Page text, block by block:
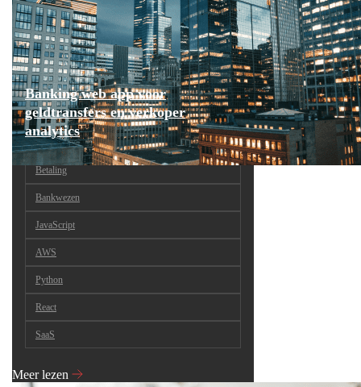
Banking web app voor
geldtransfers en verkoper
analytics
Betaling
Bankwezen
JavaScript
AWS
Python
React
SaaS
Meer lezen